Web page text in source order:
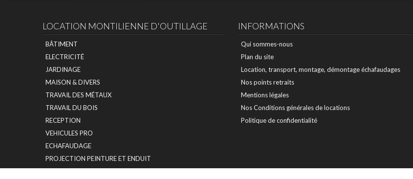
LOCATION MONTILIENNE D'OUTILLAGE
BÂTIMENT
ELECTRICITÉ
JARDINAGE
MAISON & DIVERS
TRAVAIL DES MÉTAUX
TRAVAIL DU BOIS
RECEPTION
VEHICULES PRO
ECHAFAUDAGE
PROJECTION PEINTURE ET ENDUIT
INFORMATIONS
Qui sommes-nous
Plan du site
Location, transport, montage, démontage échafaudages
Nos points retraits
Mentions légales
Nos Conditions générales de locations
Politique de confidentialité